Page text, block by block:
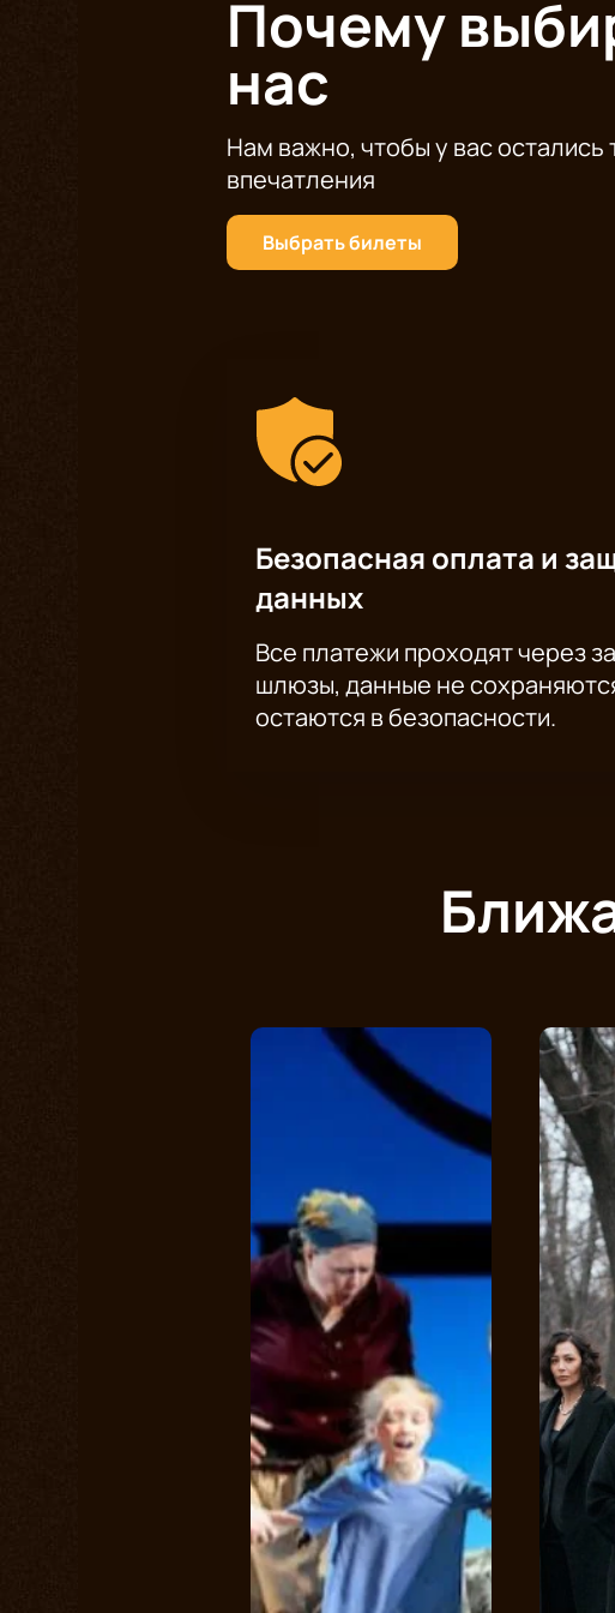
истории. Покупайте билеты на Балет
Почему
нас
Нам важно, чтобы у вас остались
впечатления
Выбрать билеты
Безопасная оплата и
данных
Все платежи проходят через
шлюзы, данные не
остаются в безопасности.